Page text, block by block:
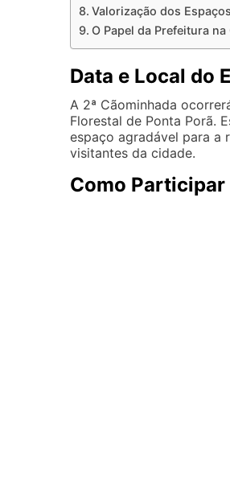
Valorização dos
O Papel da Prefeitura
Data e Local do
A 2ª Cãominhada
Florestal de Ponta Porã.
espaço agradável para a
visitantes da cidade.
Como Participar